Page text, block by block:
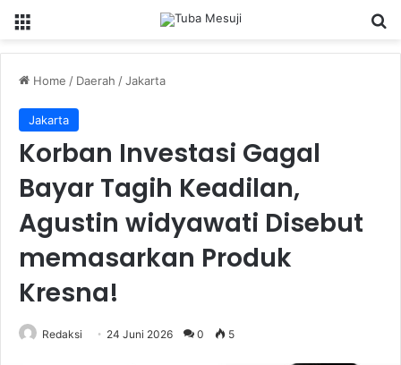
Home / Daerah /Jakarta
Jakarta
Korban Investasi Gagal
Bayar Tagih Keadilan,
Agustin widyawati Disebut
memasarkan Produk
Kresna!
Redaksi 24 Juni 2026 0 5